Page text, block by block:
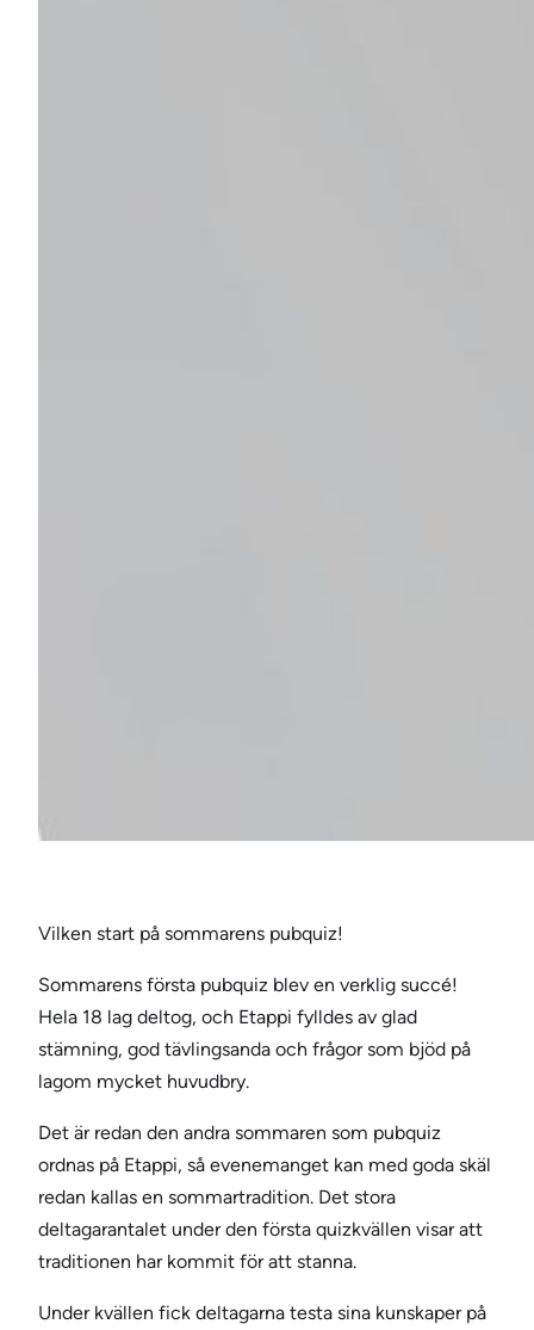
Vilken start på sommarens pubquiz!
Sommarens första pubquiz blev en verklig succé!
Hela 18 lag deltog, och Etappi fylldes av glad
stämning, god tävlingsanda och frågor som bjöd på
lagom mycket huvudbry.
Det är redan den andra sommaren som pubquiz
ordnas på Etappi, så evenemanget kan med goda skäl
redan kallas en sommartradition. Det stora
deltagarantalet under den första quizkvällen visar att
traditionen har kommit för att stanna.
Under kvällen fick deltagarna testa sina kunskaper på